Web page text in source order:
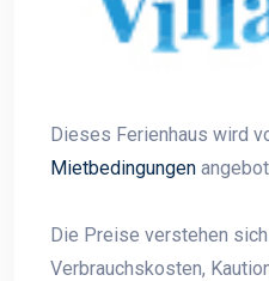
Dieses Ferienhaus wird
Mietbedingungen
Die Preise verstehen
Verbrauchskosten,